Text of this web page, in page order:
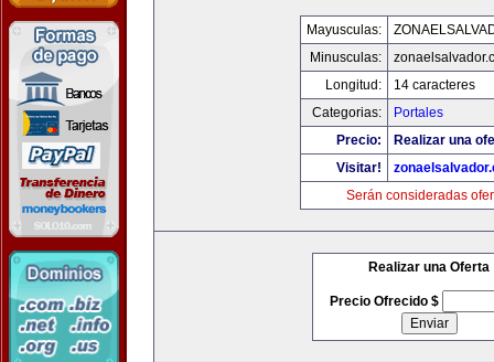
Mayusculas:
Minusculas:
Longitud:
14 caracteres
Categorias:
Portales
Precio:
Realizar una
Visitar!
Serán consideradas
Realizar una Oferta
Precio Ofrecido $